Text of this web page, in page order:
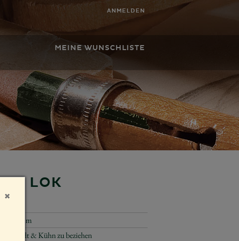
ANMELDEN
MEINE WUNSCHLISTE
LOK
x 1,4 cm
Wendt & Kühn zu beziehen